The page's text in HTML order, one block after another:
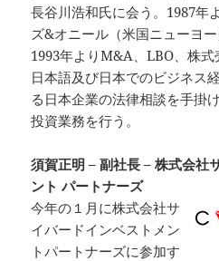
長谷川浩和氏に会う。1987年
ズ&オニール（米国ニューヨー
1993年よりM&A、LBO、株
日本語及び日本でのビジネス
る日本企業の法律相談を手掛
投資業務を行う。
須賀正明 – 副社長 – 株式会社
ント パートナーズ
今年の１月に株式会社サ
イバードインベストメン
トパートナーズに参加す